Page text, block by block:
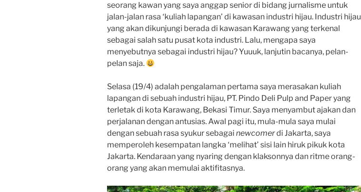
seorang kawan yang saya anggap senior di bidang jurnalisme untuk
jalan-jalan rasa ‘kuliah lapangan’ di kawasan industri hijau. Industri hijau
yang akan dikunjungi berada di kawasan Karawang yang terkenal
sebagai salah satu pusat kota industri. Lalu, mengapa saya
menyebutnya sebagai industri hijau? Yuuuk, lanjutin bacanya, pelan-
pelan saja.
Selasa (19/4) adalah pengalaman pertama saya merasakan kuliah
lapangan di sebuah industri hijau, PT. Pindo Deli Pulp and Paper yang
terletak di kota Karawang, Bekasi Timur. Saya menyambut ajakan dan
perjalanan dengan antusias. Awal pagi itu, mula-mula saya mulai
dengan sebuah rasa syukur sebagai newcomerdi Jakarta, saya
memperoleh kesempatan langka ‘melihat’ sisi lain hiruk pikuk kota
Jakarta. Kendaraan yang nyaring dengan klaksonnya dan ritme orang-
orang yang akan memulai aktifitasnya.